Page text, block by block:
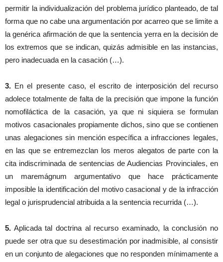
permitir la individualización del problema jurídico planteado, de tal
forma que no cabe una argumentación por acarreo que se limite a
la genérica afirmación de que la sentencia yerra en la decisión de
los extremos que se indican, quizás admisible en las instancias,
pero inadecuada en la casación (…).
3. En el presente caso, el escrito de interposición del recurso
adolece totalmente de falta de la precisión que impone la función
nomofiláctica de la casación, ya que ni siquiera se formulan
motivos casacionales propiamente dichos, sino que se contienen
unas alegaciones sin mención específica a infracciones legales,
en las que se entremezclan los meros alegatos de parte con la
cita indiscriminada de sentencias de Audiencias Provinciales, en
un maremágnum argumentativo que hace prácticamente
imposible la identificación del motivo casacional y de la infracción
legal o jurisprudencial atribuida a la sentencia recurrida (…).
5. Aplicada tal doctrina al recurso examinado, la conclusión no
puede ser otra que su desestimación por inadmisible, al consistir
en un conjunto de alegaciones que no responden mínimamente a